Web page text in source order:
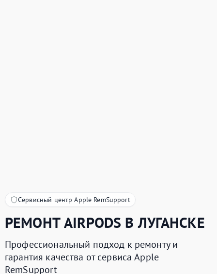
Сервисный центр Apple RemSupport
РЕМОНТAIRPODS В ЛУГАНСКЕ
Профессиональный подход к ремонту и
гарантия качества от сервиса Apple
RemSupport